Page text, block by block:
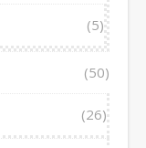
(5)
(50)
(26)